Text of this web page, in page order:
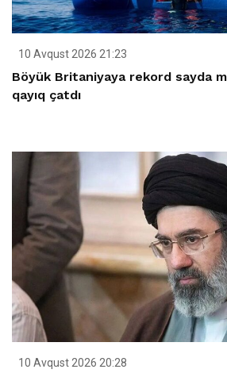
10 Avqust 2026 21:23
Böyük Britaniyaya rekord sayda
qayıq çatdı
10 Avqust 2026 20:28